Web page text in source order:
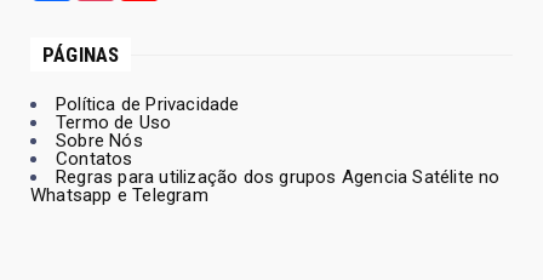
PÁGINAS
Política de Privacidade
Termo de Uso
Sobre Nós
Contatos
Regras para utilização dos grupos Agencia Satélite no
Whatsapp e Telegram